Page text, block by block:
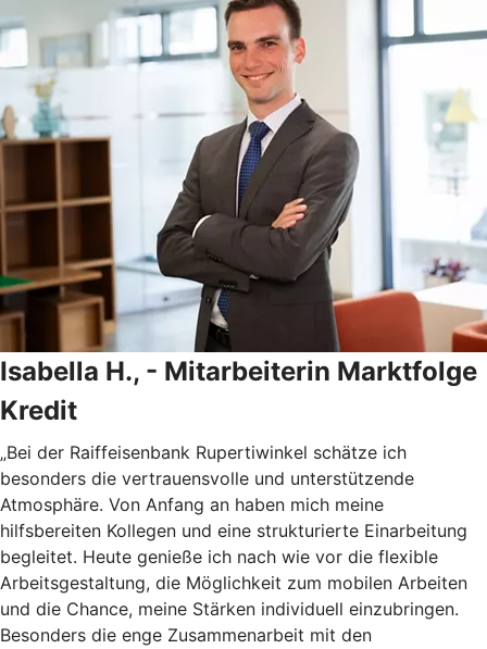
Isabella H., - Mitarbeiterin Marktfolge
Kredit
„Bei der Raiffeisenbank Rupertiwinkel schätze ich
besonders die vertrauensvolle und unterstützende
Atmosphäre. Von Anfang an haben mich meine
hilfsbereiten Kollegen und eine strukturierte Einarbeitung
begleitet. Heute genieße ich nach wie vor die flexible
Arbeitsgestaltung, die Möglichkeit zum mobilen Arbeiten
und die Chance, meine Stärken individuell einzubringen.
Besonders die enge Zusammenarbeit mit den